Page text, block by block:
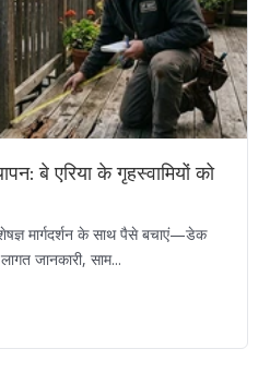
बे एरिया के गृहस्वामियों को
मार्गदर्शन के साथ पैसे बचाएं—डेक
जानकारी, साम...